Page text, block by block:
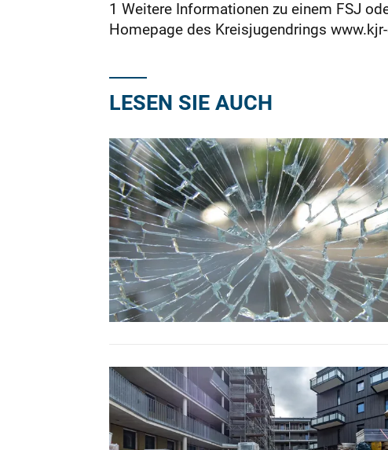
1 Weitere Informationen zu einem FSJ
Homepage des Kreisjugendrings
LESEN SIE AUCH